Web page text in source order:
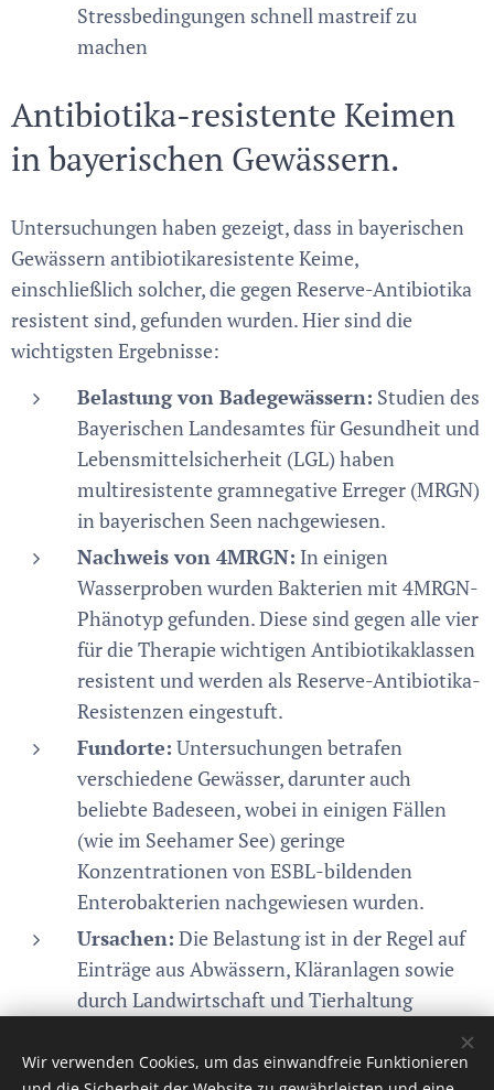
Stressbedingungen schnell mastreif zu
machen
Antibiotika-resistente Keimen
in bayerischen Gewässern.
Untersuchungen haben gezeigt, dass in bayerischen
Gewässern antibiotikaresistente Keime,
einschließlich solcher, die gegen Reserve-Antibiotika
resistent sind, gefunden wurden. Hier sind die
wichtigsten Ergebnisse:
Belastung von Badegewässern: Studien des
Bayerischen Landesamtes für Gesundheit und
Lebensmittelsicherheit (LGL) haben
multiresistente gramnegative Erreger (MRGN)
in bayerischen Seen nachgewiesen.
Nachweis von 4MRGN: In einigen
Wasserproben wurden Bakterien mit 4MRGN-
Phänotyp gefunden. Diese sind gegen alle vier
für die Therapie wichtigen Antibiotikaklassen
resistent und werden als Reserve-Antibiotika-
Resistenzen eingestuft.
Fundorte: Untersuchungen betrafen
verschiedene Gewässer, darunter auch
beliebte Badeseen, wobei in einigen Fällen
(wie im Seehamer See) geringe
Konzentrationen von ESBL-bildenden
Enterobakterien nachgewiesen wurden.
Ursachen: Die Belastung ist in der Regel auf
Einträge aus Abwässern, Kläranlagen sowie
durch Landwirtschaft und Tierhaltung
Wir verwenden Cookies, um das einwandfreie Funktionieren